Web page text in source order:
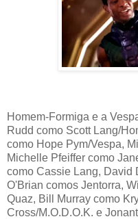
Homem-Formiga e a
Rudd como Scott Lang/
como Hope Pym/Vespa,
Michelle Pfeiffer como
como Cassie Lang, David
O'Brian comos Jentorra,
Quaz, Bill Murray como
Cross/M.O.D.O.K. e